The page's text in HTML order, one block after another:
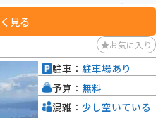
する温泉もあります。約100度の噴き
ですが実は泥がプクプクと沸いてい
どの温泉も見応えがあります。 大
スポットなので、オススメです。
見る
お気に入り
駐車： 駐車場あり
予算： 無料
混雑： 少し空いている